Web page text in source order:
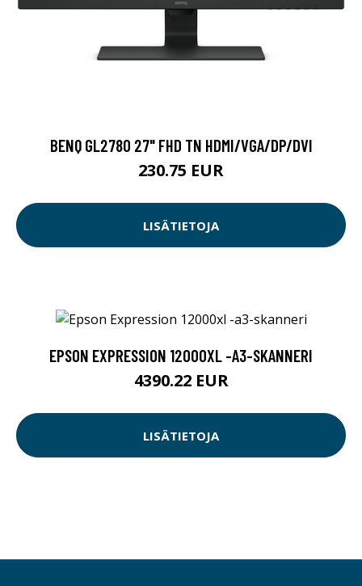
BENQ GL2780 27" FHD TN HDMI/VGA/DP/DVI
230.75 EUR
LISÄTIETOJA
EPSON EXPRESSION 12000XL -A3-SKANNERI
4390.22 EUR
LISÄTIETOJA